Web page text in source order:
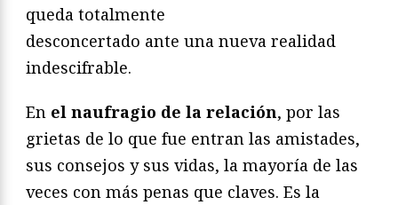
queda totalmente
desconcertado ante una nueva realidad
indescifrable.
En el naufragio de la relación, por las
grietas de lo que fue entran las amistades,
sus consejos y sus vidas, la mayoría de las
veces con más penas que claves. Es la